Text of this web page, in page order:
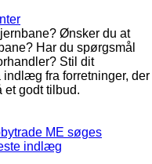
Ønsker du at
Har du spørgsmål
Stil dit
fra forretninger, der
godt tilbud.
ME søges
indlæg